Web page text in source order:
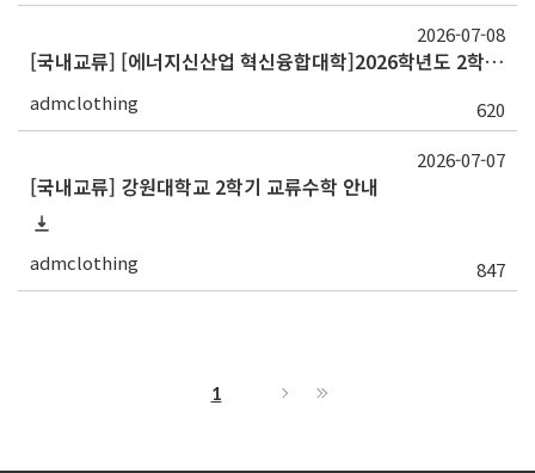
[국내교류] [에너지신산업 혁신융합대학]2026학년도 2학기 교류 수학 안내(전북대)
admclothing 620
2026-07-08
[국내교류] 강원대학교 2학기 교류수학 안내
admclothing 847
2026-07-07
1